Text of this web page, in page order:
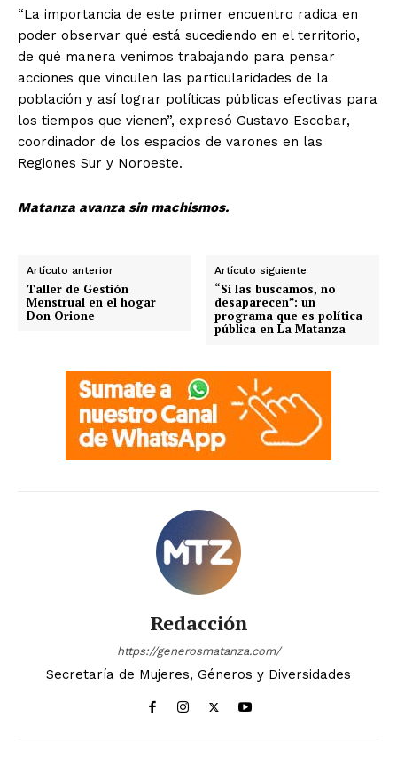
“La importancia de este primer encuentro radica en
poder observar qué está sucediendo en el territorio,
de qué manera venimos trabajando para pensar
acciones que vinculen las particularidades de la
población y así lograr políticas públicas efectivas para
los tiempos que vienen”, expresó Gustavo Escobar,
coordinador de los espacios de varones en las
Regiones Sur y Noroeste.
Matanza avanza sin machismos.
Artículo anterior
Taller de Gestión
Menstrual en el hogar
Don Orione
Artículo siguiente
“Si las buscamos, no
desaparecen”: un
programa que es política
pública en La Matanza
Redacción
https://generosmatanza.com/
Secretaría de Mujeres, Géneros y Diversidades